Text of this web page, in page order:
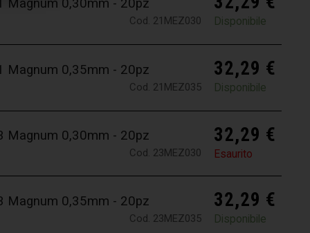
Magnum 0,30mm - 20pz
Cod. 21MEZ030 Disponibile
Magnum 0,35mm - 20pz
Cod. 21MEZ035
32,29 €
Disponibile
Magnum 0,30mm - 20pz
Cod. 23MEZ030
32,29 €
Esaurito
Magnum 0,35mm - 20pz
Cod. 23MEZ035
32,29 €
Disponibile